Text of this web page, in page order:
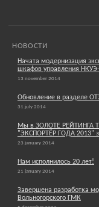
НОВОСТИ
Начата модернизация
шкафов управления
13 november 2014
Обновление в разделе
31 july 2014
Мы в ЗОЛОТЕ РЕЙТИНГА
"ЭКСПОРТЁР ГОДА 2013"
23 january 2014
Нам исполнилось 20 лет!
21 january 2014
Завершена разработка
Вольногорского ГМК